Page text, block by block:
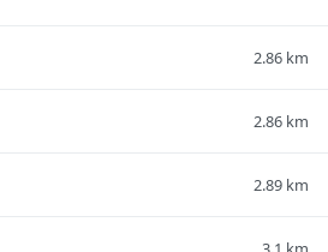
2.86 km
2.86 km
2.89 km